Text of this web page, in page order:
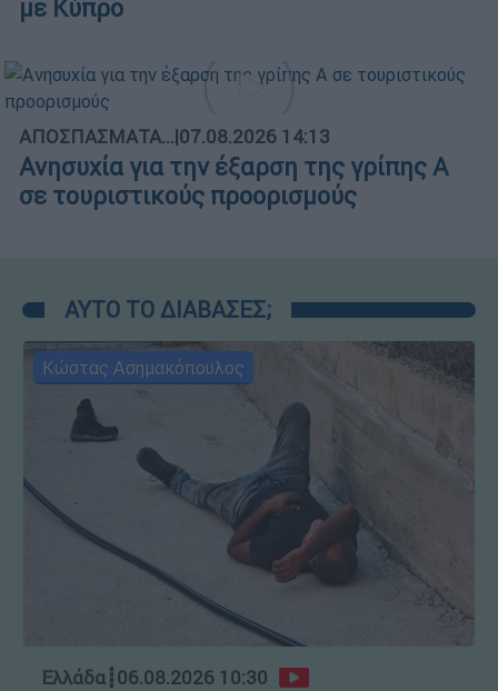
με Κύπρο
ΑΠΟΣΠΑΣΜΑΤΑ...|07.08.2026 14:13
Ανησυχία για την έξαρση της γρίπης Α
σε τουριστικούς προορισμούς
ΑΥΤΟ ΤΟ ΔΙΑΒΑΣΕΣ;
Κώστας Ασημακόπουλος
Ελλάδα┋06.08.2026 10:30